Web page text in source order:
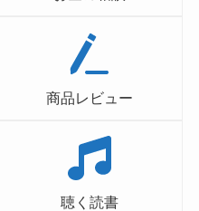
商品レビュー
聴く読書